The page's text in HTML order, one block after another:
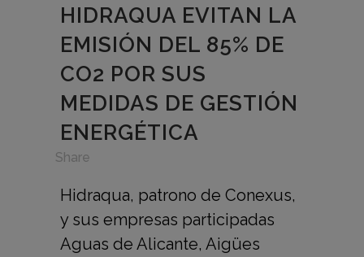
HIDRAQUA EVITAN LA
EMISIÓN DEL 85% DE
CO2 POR SUS
MEDIDAS DE GESTIÓN
ENERGÉTICA
Share
Hidraqua, patrono de Conexus,
y sus empresas participadas
Aguas de Alicante, Aigües